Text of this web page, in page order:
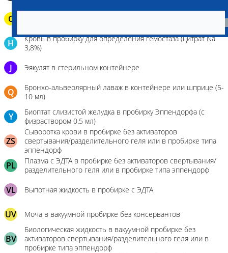
C
H
Кровь в пробирку для определения гемостаза (цитрат Na
3,8%)
J Эякулят в стерильном контейнере
Q
Бронхо-альвеолярный лаваж в контейнере или шприце (5-
10 мл)
Y
Биоптат слизистой желудка в пробирку Эппендорфа (с
физраствором 0.5 мл)
ZS
Сыворотка крови в пробирке без активаторов
свертывания/разделительного геля или в пробирке типа
эппендорф
PL
Плазма с ЭДТА в пробирке без активаторов свертывания/
разделительного геля или в пробирке типа эппендорф
VL Выпотная жидкость в пробирке с ЭДТА
UV Моча в вакуумной пробирке без консервантов
BV
Биологическая жидкость в вакуумной пробирке без
активаторов свертывания/разделительного геля или в
пробирке типа эппендорф